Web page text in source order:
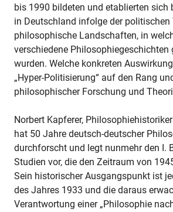
bis 1990 bildeten und etablierten sich
in Deutschland infolge der politischen
philosophische Landschaften, in
verschiedene Philosophiegeschichten
wurden. Welche konkreten
„Hyper-Politisierung“ auf den Rang
philosophischer Forschung und
Norbert Kapferer,
hat 50 Jahre deutsch-deutscher
durchforscht und legt nunmehr den I.
Studien vor, die den Zeitraum von
Sein historischer Ausgangspunkt ist
des Jahres 1933 und die daraus
Verantwortung einer „Philosophie